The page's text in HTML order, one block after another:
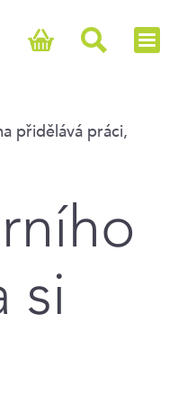
přidělává práci,
si